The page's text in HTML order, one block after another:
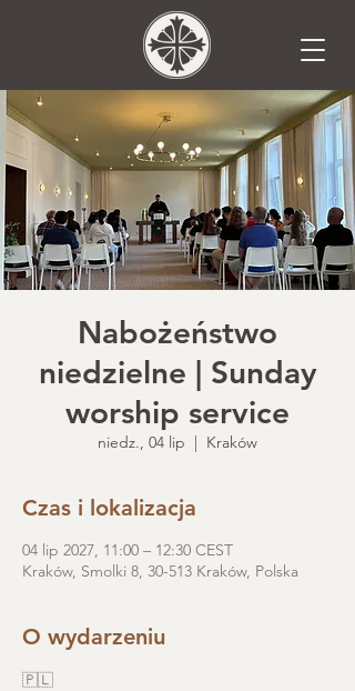
Nabożeństwo
niedzielne | Sunday
worship service
niedz., 04 lip
  |
Kraków
Czas i lokalizacja
04 lip 2027, 11:00 – 12:30 CEST
Kraków, Smolki 8, 30-513 Kraków, Polska
O wydarzeniu
🇵🇱